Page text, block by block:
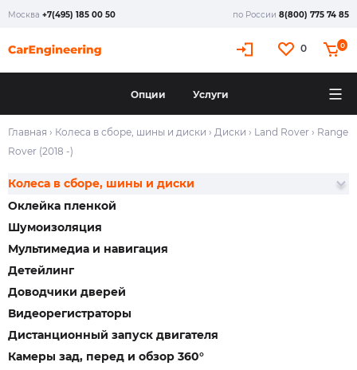
Москва +7(495) 185 00 50 по России 8(800) 775 74 85
0 0
Опции Услуги
Главная › Колеса в сборе, шины и диски › Диски › Land Rover › Range
Rover (2018 -)
Оклейка пленкой
Шумоизоляция
Мультимедиа и навигация
Детейлинг
Доводчики дверей
Видеорегистраторы
Дистанционный запуск двигателя
Камеры зад, перед и обзор 360°
Колеса в сборе, шины и диски